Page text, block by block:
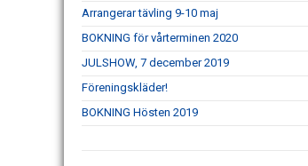
Arrangerar tävling 9-10 maj
BOKNING för vårterminen 2020
JULSHOW, 7 december 2019
Föreningskläder!
BOKNING Hösten 2019